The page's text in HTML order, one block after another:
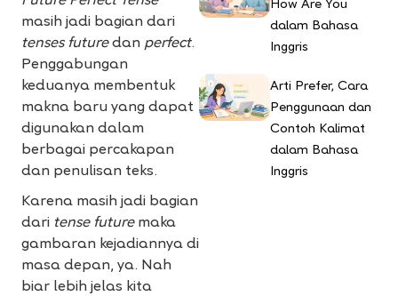
masih jadi bagian dari
tenses futuredan perfect.
Penggabungan
keduanya membentuk
makna baru yang dapat
digunakan dalam
berbagai percakapan
dan penulisan teks.
Karena masih jadi bagian
dari tense futuremaka
gambaran kejadiannya di
masa depan, ya. Nah
biar lebih jelas kita
How Are You
dalam Bahasa
Inggris
Arti Prefer, Cara
Penggunaan dan
Contoh Kalimat
dalam Bahasa
Inggris